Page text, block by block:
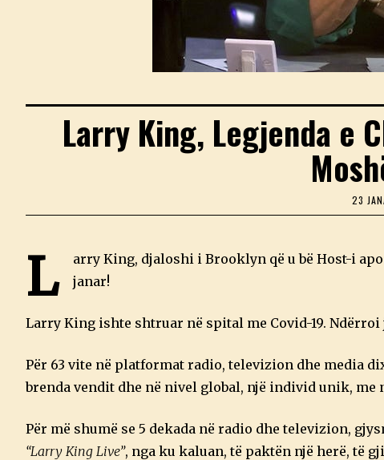
Larry King, Legjenda e
23
L
arry King, djaloshi i Brooklyn që u bë Host-i
janar!
Larry King ishte shtruar në spital me Covid-19. Ndërroi
Për 63 vite në platformat radio, televizion dhe media
brenda vendit dhe në nivel global, një individ unik, me
Për më shumë se 5 dekada në radio dhe televizion,
“Larry King Live”, nga ku kaluan, të paktën një herë, të